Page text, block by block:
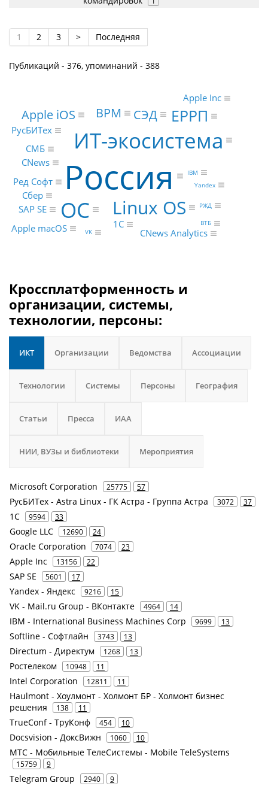
1 2 3 > Последняя
Публикаций - 376, упоминаний - 388
Россия
ИТ-экосистема
ОС Linux OS
ЕРРП
СЭД
BPM
Apple iOS
РусБИТех
Apple macOS
СМБ
1С
CNews Analytics
CNews
Ред Софт
Apple Inc
Сбер
SAP SE
Yandex
VK
IBM
ВТБ
РЖД
Кроссплатформенность и
организации, системы,
технологии, персоны:
ИКТ Организации Ведомства Ассоциации
Технологии Системы Персоны География
Статьи Пресса ИАА
НИИ, ВУЗы и библиотеки Мероприятия
Microsoft Corporation 25775 57
РусБИТех - Astra Linux - ГК Астра - Группа Астра 3072 37
1С 9594 33
Google LLC 12690 24
Oracle Corporation 7074 23
Apple Inc 13156 22
SAP SE 5601 17
Yandex - Яндекс 9216 15
VK - Mail.ru Group - ВКонтакте 4964 14
IBM - International Business Machines Corp 9699 13
Softline - Софтлайн 3743 13
Directum - Директум 1268 13
Ростелеком 10948 11
Intel Corporation 12811 11
Haulmont - Хоулмонт - Холмонт БР - Холмонт бизнес
решения
138 11
TrueConf - ТруКонф 454 10
Docsvision - ДоксВижн 1060 10
МТС - Мобильные ТелеСистемы - Mobile TeleSystems
15759 9
Telegram Group 2940 9